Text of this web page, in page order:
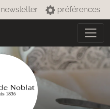
newsletter préférences